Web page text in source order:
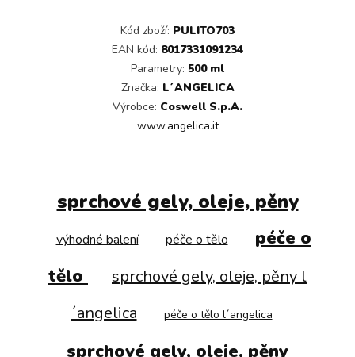
Kód zboží: PULITO703
EAN kód: 8017331091234
Parametry: 500 ml
Značka: L´ANGELICA
Výrobce: Coswell S.p.A.
www.angelica.it
sprchové gely, oleje, pěny
výhodné balení péče o tělo
péče o
tělo
sprchové gely, oleje, pěny l
´angelica
péče o tělo l´angelica
sprchové gely, oleje, pěny